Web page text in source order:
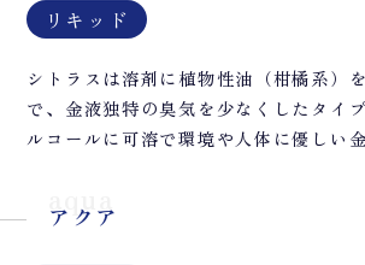
リキッド
シトラスは溶剤に植物性油（柑橘系）
で、金液独特の臭気を少なくしたタイ
ルコールに可溶で環境や人体に優しい金
アクア